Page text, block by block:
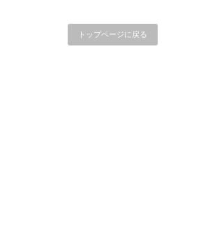
トップページに戻る